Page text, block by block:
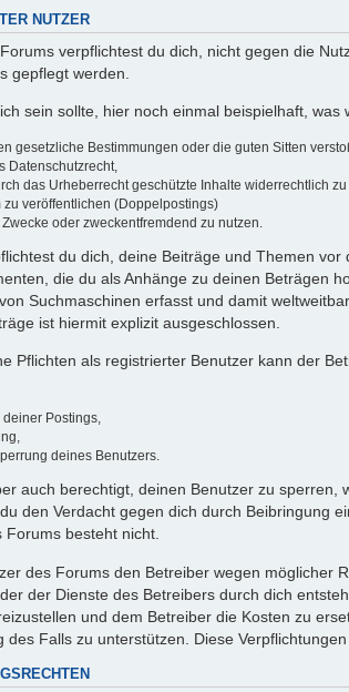
NUTZER
verpflichtest du dich, nicht gegen die
gepflegt werden.
sein sollte, hier noch einmal beispielhaft, was
gesetzliche Bestimmungen oder die guten Sitten
Datenschutzrecht,
das Urheberrecht geschützte Inhalte widerrechtlich
veröffentlichen (Doppelpostings)
oder zweckentfremdend zu nutzen.
du dich, deine Beiträge und Themen
die du als Anhänge zu deinen Beträgen
Suchmaschinen erfasst und damit
ist hiermit explizit ausgeschlossen.
Pflichten als registrierter Benutzer kann der
Postings,
deines Benutzers.
auch berechtigt, deinen Benutzer zu
den Verdacht gegen dich durch Beibringung
besteht nicht.
des Forums den Betreiber wegen
der Dienste des Betreibers durch dich
und dem Betreiber die Kosten zu
des Falls zu unterstützen. Diese